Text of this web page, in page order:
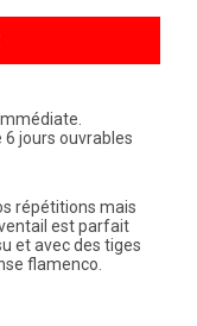
jours ouvrables
répétitions mais
est parfait
et avec des tiges
flamenco.